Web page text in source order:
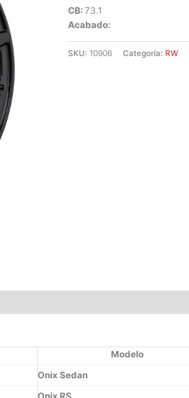
CB:73.1
Acabado:
SKU: 10906 Categoría: RW
Modelo
Onix Sedan